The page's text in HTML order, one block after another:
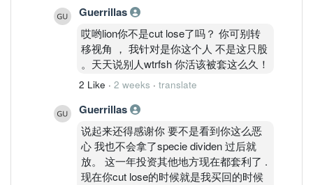
Guerrillas
哎哟lion你不是cut lose了吗？ 你可别转
移视角 ， 我针对是你这个人 不是这只股
。天天说别人wtrfsh 你活该被套这么久！
2 Like · 2 weeks · translate
Guerrillas
说起来还得感谢你 要不是看到你这么恶
心 我也不会拿了specie dividen 过后就
放。 这一年投资其他地方现在都套利了 .
现在你cut lose的时候就是我买回的时候